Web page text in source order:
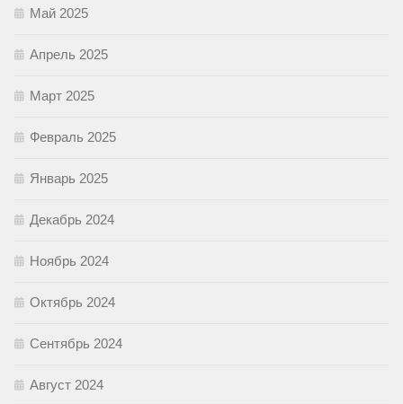
Май 2025
Апрель 2025
Март 2025
Февраль 2025
Январь 2025
Декабрь 2024
Ноябрь 2024
Октябрь 2024
Сентябрь 2024
Август 2024